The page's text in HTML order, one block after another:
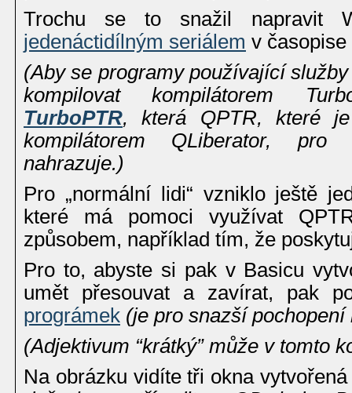
Trochu se to snažil napravit
jedenáctidílným seriálem v časopise
(Aby se programy používající
kompilovat kompilátorem
TurboPTR, která QPTR, které
kompilátorem QLiberator,
nahrazuje.)
Pro „normální lidi“ vzniklo ještě
které má pomoci využívat
způsobem, například tím, že
Pro to, abyste si pak v Basicu
umět přesouvat a zavírat, pak
prográmek (je pro snazší pochopení
(Adjektivum “krátký” může v tomto
Na obrázku vidíte tři okna